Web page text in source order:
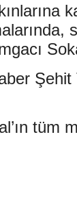
Şehit
tüm